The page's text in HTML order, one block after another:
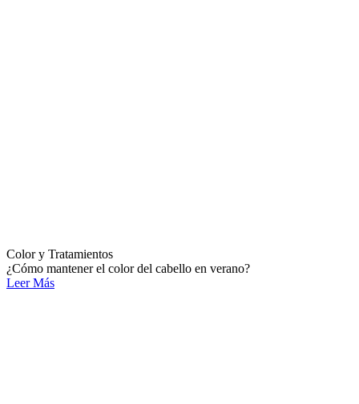
Color y Tratamientos
¿Cómo mantener el color del cabello en verano?
Leer Más